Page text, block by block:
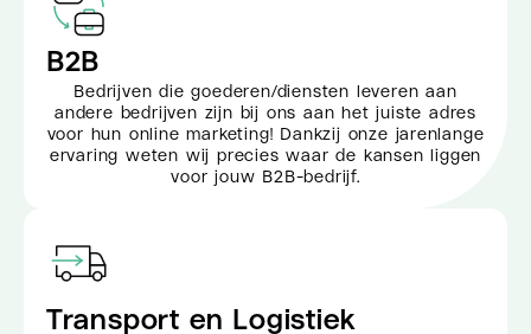
B2B
Bedrijven die goederen/diensten leveren aan
andere bedrijven zijn bij ons aan het juiste adres
voor hun online marketing! Dankzij onze jarenlange
ervaring weten wij precies waar de kansen liggen
voor jouw B2B-bedrijf.
Transport en Logistiek